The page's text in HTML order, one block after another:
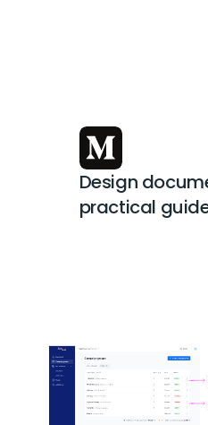
Design
practical